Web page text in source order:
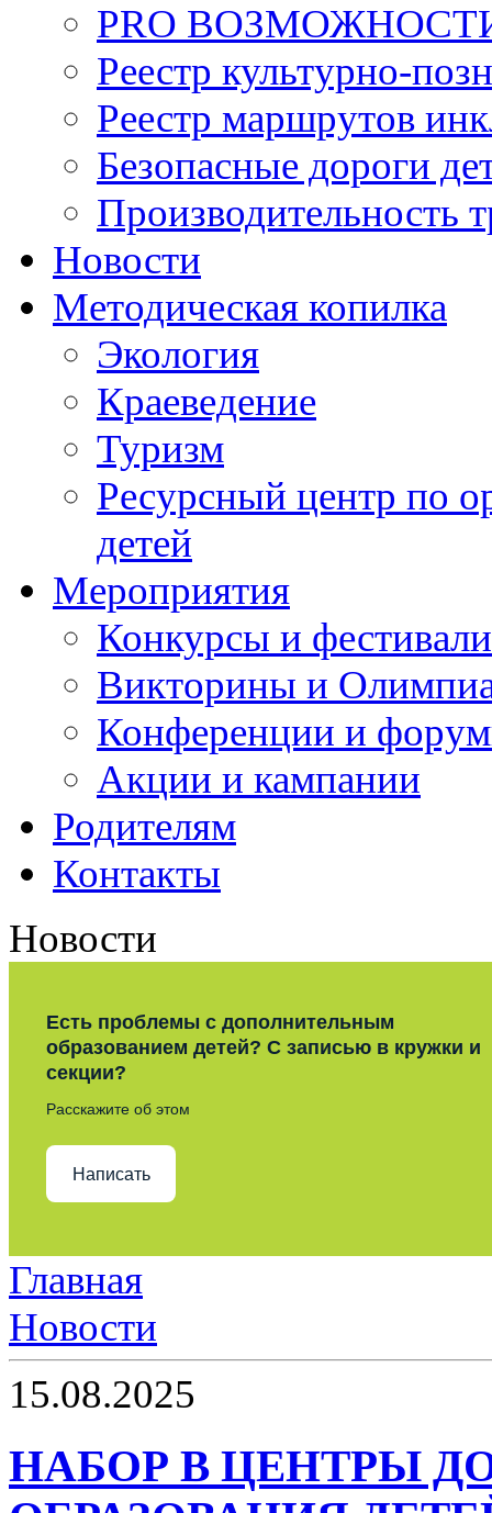
PRO
Реестр культурно-
Реестр маршрутов
Безопасные дороги
Производительность
Новости
Методическая копилка
Экология
Краеведение
Туризм
Ресурсный центр по
детей
Мероприятия
Конкурсы и фестивали
Викторины и
Конференции и
Акции и кампании
Родителям
Контакты
Новости
Есть проблемы с дополнительным
образованием детей? С записью в кружки и
секции?
Расскажите об этом
Написать
Главная
Новости
15.08.2025
НАБОР В ЦЕНТРЫ